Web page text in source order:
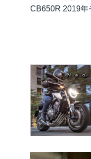
CB650R 2019年